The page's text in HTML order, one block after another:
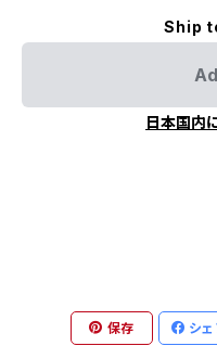
Ship
日本国内
保存 シ